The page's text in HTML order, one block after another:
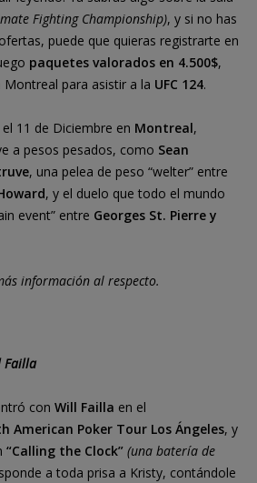
Fighting Championship), y si no has
puede que quieras registrarte en
paquetes valorados en 4.500$,
Montreal para asistir a la UFC 124.
11 de Diciembre en Montreal,
a pesos pesados, como Sean
, una pelea de peso “welter” entre
, y el duelo que todo el mundo
event” entre Georges St. Pierre y
información al respecto.
Failla
con Will Failla en el
American Poker Tour Los Ángeles, y
“Calling the Clock” (una batería de
a toda prisa a Kristy, contándole